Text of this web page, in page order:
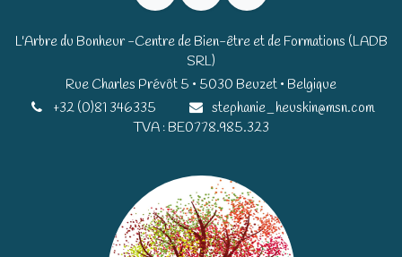
L'Arbre du Bonheur -Centre de Bien-être et de Formations (LADB
SRL)
Rue Charles Prévôt 5 • 5030 Beuzet • Belgique​​
+32 (0)81 346335
stephanie_heuskin@msn.com
TVA : BE0778.985.323